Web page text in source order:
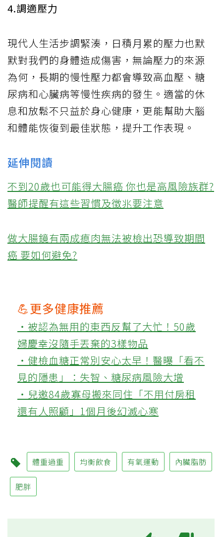
4.調適壓力
現代人生活步調緊湊，日積月累的壓力也默
默對我們的身體造成傷害，無論壓力的來源
為何，長期的慢性壓力都會導致高血壓、糖
尿病和心臟病等慢性疾病的發生。適當的休
息和放鬆不只益於身心健康，更能幫助大腦
和體能恢復到最佳狀態，提升工作表現。
延伸閱讀
不到20歲也可能得大腸癌 你也是高風險族群?
醫師提醒有這些習慣及徵兆要注意
做大腸鏡有兩成瘜肉無法被檢出恐導致期間
癌 要如何避免?
💪更多健康推薦
‧被認為無用的東西反幫了大忙！50歲
婦慶幸沒隨手丟棄的3樣物品
‧健檢血糖正常別安心太早！醫曝「看不
見的隱患」：失智、糖尿病風險大增
‧兒邀84歲寡母搬來同住「不用付房租
還有人照顧」1個月後幻滅心寒
體重過重 均衡飲食 有氧運動 內臟脂肪
肥胖